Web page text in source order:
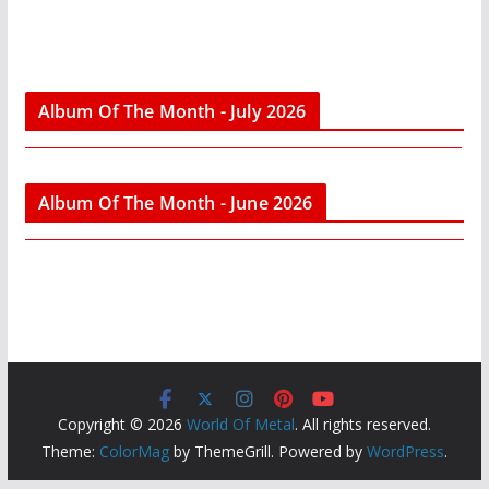
Album Of The Month - July 2026
Album Of The Month - June 2026
Copyright © 2026 World Of Metal. All rights reserved.
Theme: ColorMagby ThemeGrill. Powered by WordPress.